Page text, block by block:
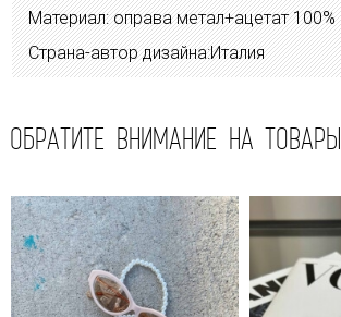
Материал: оправа метал+ацетат 100%
Страна-автор дизайна:Италия
ОБРАТИТЕ ВНИМАНИЕ НА ТОВАРЫ